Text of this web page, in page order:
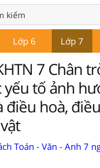
Lớp 6 Lớp 7
7 Chân
yếu tố ảnh
điều hoà,
Toán - Văn - Anh 7